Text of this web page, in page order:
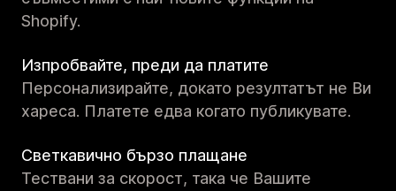
Shopify.
Изпробвайте, преди да платите
Персонализирайте, докато резултатът не Ви
хареса. Платете едва когато публикувате.
Светкавично бързо плащане
Тествани за скорост, така че Вашите